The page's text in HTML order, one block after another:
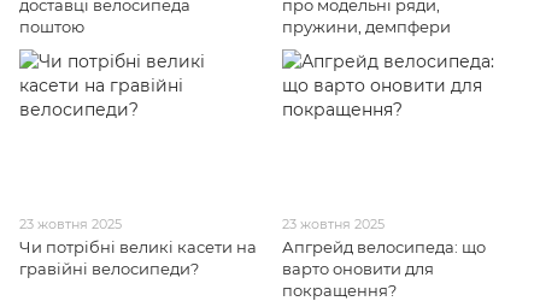
доставці велосипеда
поштою
про модельні ряди,
пружини, демпфери
23 жовтня 2025
Чи потрібні великі касети на
гравійні велосипеди?
23 жовтня 2025
Апгрейд велосипеда: що
варто оновити для
покращення?